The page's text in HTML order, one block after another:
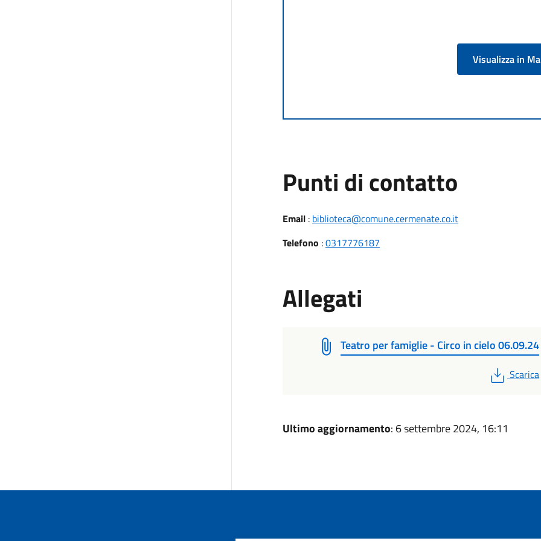
Visualizza in
Punti di contatto
Email: biblioteca@comune.cermenate.co.it
Telefono :0317776187
Allegati
Teatro per famiglie - Circo in cielo 06.09.24
PDF
Scarica
Ultimo aggiornamento: 6 settembre 2024, 16:11